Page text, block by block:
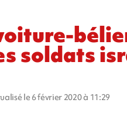
soldats
le 6 février 2020 à 11:29